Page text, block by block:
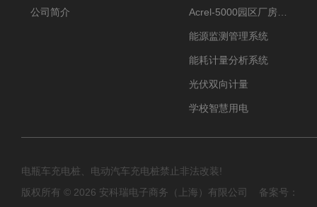
公司简介
能源监测管理系统
能耗计量分析系统
光伏双向计量
学校智慧用电
电瓶车充电桩、电动汽车充电桩禁止非法改装!
版权所有 © 2026 安科瑞电子商务（上海）有限公司 备案号：